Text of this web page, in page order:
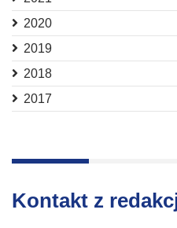
2020
2019
2018
2017
Kontakt z